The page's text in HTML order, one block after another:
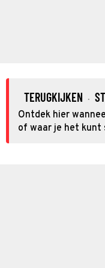
TERUGKIJKEN ·
Ontdek hier
of waar je het kunt